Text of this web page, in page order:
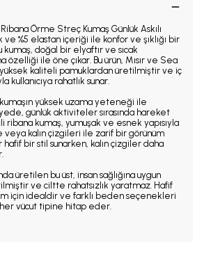
Örme Streç Kumaş Günlük Askılı
ve %5 elastan içeriği ile konfor ve şıklığı bir
doğal bir elyaftır ve sıcak
ile öne çıkar. Bu ürün, Mısır ve Sea
yüksek kaliteli pamuklardan üretilmiştir ve iç
kullanıcıya rahatlık sunar.
kumaşın yüksek uzama yeteneği ile
günlük aktiviteler sırasında hareket
ribana kumaş, yumuşak ve esnek yapısıyla
kalın çizgileri ile zarif bir görünüm
bir stil sunarken, kalın çizgiler daha
üretilen bu üst, insan sağlığına uygun
ve ciltte rahatsızlık yaratmaz. Hafif
için idealdir ve farklı beden seçenekleri
vücut tipine hitap eder.